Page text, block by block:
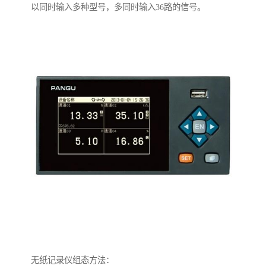
以同时输入多种型号，多同时输入36路的信号。
无纸记录仪组态方法：